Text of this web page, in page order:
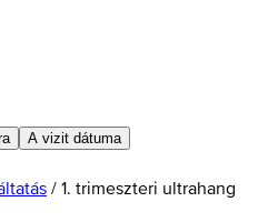
A vizit dátuma
/ 1. trimeszteri ultrahang